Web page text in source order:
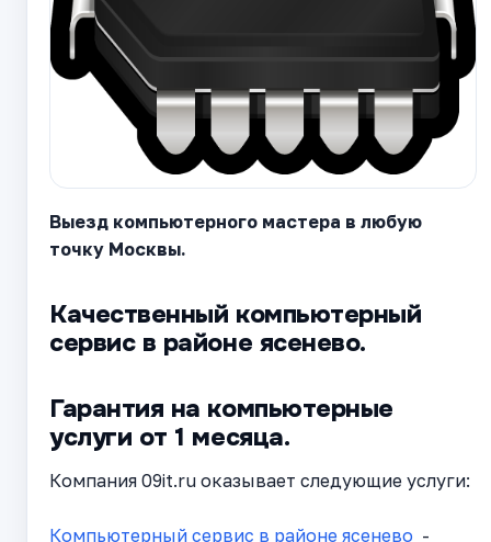
Выезд компьютерного мастера в любую
точку Москвы.
Качественный компьютерный
сервис в районе ясенево.
Гарантия на компьютерные
услуги от 1 месяца.
Компания 09it.ru оказывает следующие услуги:
Компьютерный сервис в районе ясенево -